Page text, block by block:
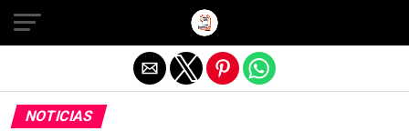
NOTICIAS
Salir de la versión móvil